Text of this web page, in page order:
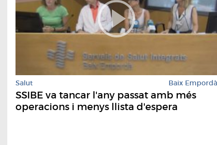
Salut Baix Empordà
SSIBE va tancar l'any passat amb més
operacions i menys llista d'espera